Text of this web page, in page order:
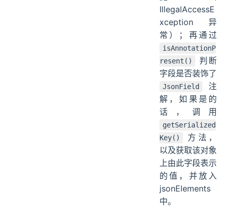
IllegalAccessE
xception 异
常）；再通过
isAnnotationP
resent()
判断
字段是否装饰了
JsonField
注
解，如果是的
话，调用
getSerialized
Key()
方法，
以及获取该对象
上由此字段表示
的值，并放入
jsonElements
中。